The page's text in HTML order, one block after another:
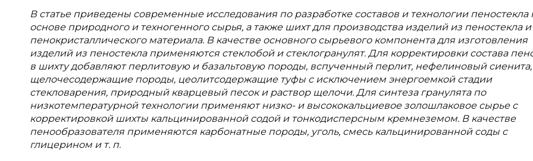
В статье приведены современные исследования по разработке составов и технологии пеностекла
основе природного и техногенного сырья, а также шихт для производства изделий из пеностекла и
пенокристаллического материала. В качестве основного сырьевого компонента для изготовления
изделий из пеностекла применяются стеклобой и стеклогранулят. Для корректировки состава
в шихту добавляют перлитовую и базальтовую породы, вспученный перлит, нефелиновый сиенита,
щелочесодержащие породы, цеолитсодержащие туфы с исключением энергоемкой стадии
стекловарения, природный кварцевый песок и раствор щелочи. Для синтеза гранулята по
низкотемпературной технологии применяют низко- и высококальциевое золошлаковое сырье с
корректировкой шихты кальцинированной содой и тонкодисперсным кремнеземом. В качестве
пенообразователя применяются карбонатные породы, уголь, смесь кальцинированной соды с
глицерином и т. п.